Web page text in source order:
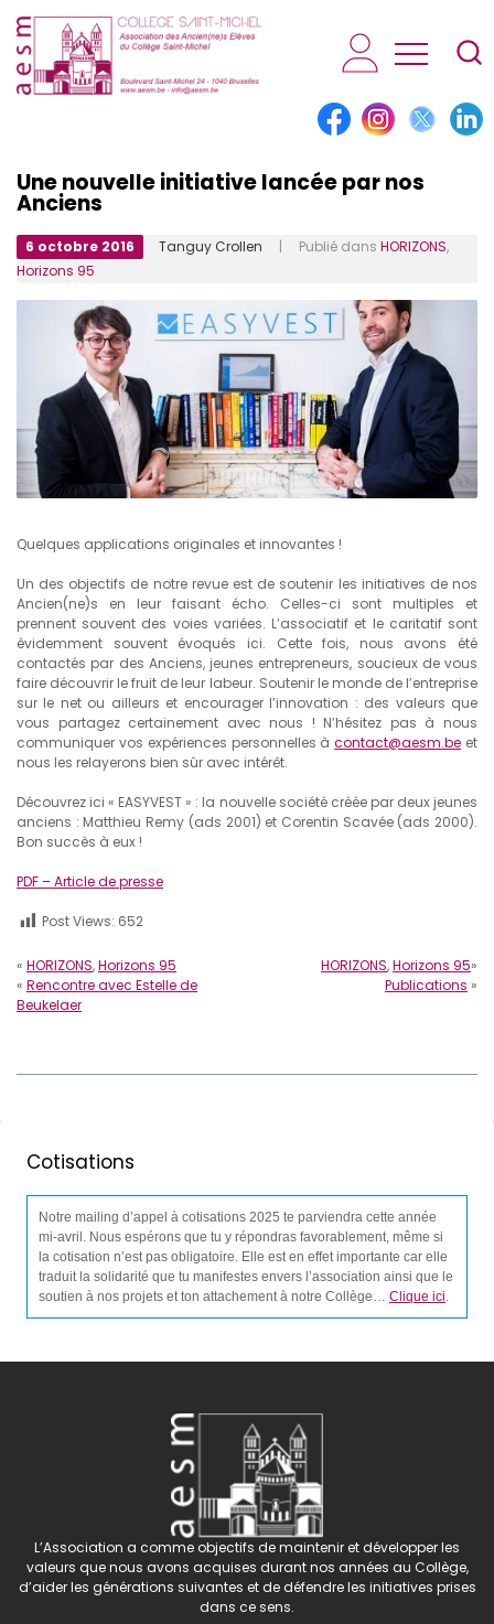
AESM...
Une nouvelle initiative lancée par nos
Anciens
6 octobre 2016 Tanguy Crollen | Publié dans HORIZONS,
Horizons 95
Quelques applications originales et innovantes !
Un des objectifs de notre revue est de soutenir les initiatives de nos
Ancien(ne)s en leur faisant écho. Celles-ci sont multiples et
prennent souvent des voies variées. L’associatif et le caritatif sont
évidemment souvent évoqués ici. Cette fois, nous avons été
contactés par des Anciens, jeunes entrepreneurs, soucieux de vous
faire découvrir le fruit de leur labeur. Soutenir le monde de l’entreprise
sur le net ou ailleurs et encourager l’innovation : des valeurs que
vous partagez certainement avec nous ! N’hésitez pas à nous
communiquer vos expériences personnelles àcontact@aesm.be et
nous les relayerons bien sûr avec intérêt.
Découvrez ici « EASYVEST » : la nouvelle société créée par deux jeunes
anciens : Matthieu Remy (ads 2001) et Corentin Scavée (ads 2000).
Bon succès à eux !
PDF – Article de presse
Post Views: 652
« HORIZONS,Horizons 95
« Rencontre avec Estelle de
Beukelaer
HORIZONS,Horizons 95»
Publications »
Cotisations
Notre mailing d’appel à cotisations 2025 te parviendra cette année
mi-avril. Nous espérons que tu y répondras favorablement, même si
la cotisation n’est pas obligatoire. Elle est en effet importante car elle
traduit la solidarité que tu manifestes envers l’association ainsi que le
soutien à nos projets et ton attachement à notre Collège… Clique ici
L’Association a comme objectifs de maintenir et développer les
valeurs que nous avons acquises durant nos années au Collège,
d’aider les générations suivantes et de défendre les initiatives prises
dans ce sens.